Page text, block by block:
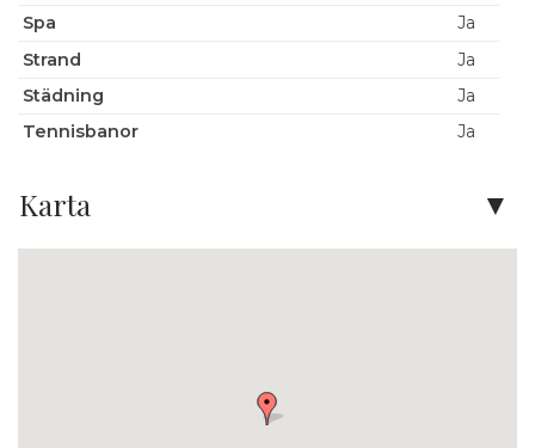
Spa
Ja
Strand
Ja
Städning
Ja
Tennisbanor
Ja
Karta